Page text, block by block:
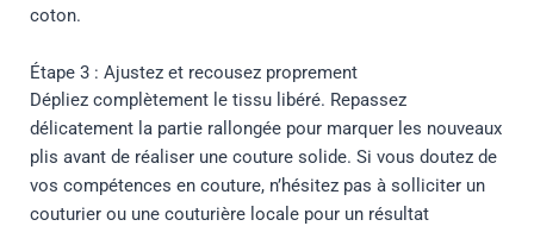
coton.
Étape 3 : Ajustez et recousez proprement
Dépliez complètement le tissu libéré. Repassez
délicatement la partie rallongée pour marquer les nouveaux
plis avant de réaliser une couture solide. Si vous doutez de
vos compétences en couture, n’hésitez pas à solliciter un
couturier ou une couturière locale pour un résultat